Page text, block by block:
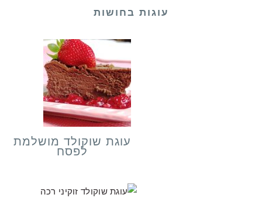
עוגות בחושות
עוגת שוקולד מושלמת
לפסח